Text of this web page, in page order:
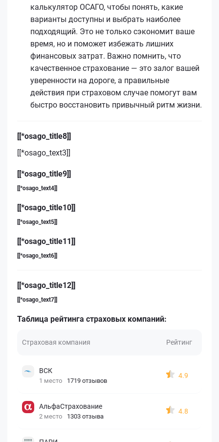
калькулятор ОСАГО, чтобы понять, какие
варианты доступны и выбрать наиболее
подходящий. Это не только сэкономит ваше
время, но и поможет избежать лишних
финансовых затрат. Важно помнить, что
качественное страхование — это залог вашей
уверенности на дороге, а правильные
действия при страховом случае помогут вам
быстро восстановить привычный ритм жизни.
[[*osago_title8]]
[[*osago_text3]]
[[*osago_title9]]
[[*osago_text4]]
[[*osago_title10]]
[[*osago_text5]]
[[*osago_title11]]
[[*osago_text6]]
[[*osago_title12]]
[[*osago_text7]]
Таблица рейтинга страховых компаний:
Страховая компания Рейтинг
ВСК
1 место 1719 отзывов
4.9
АльфаСтрахование
2 место 1303 отзыва
4.8